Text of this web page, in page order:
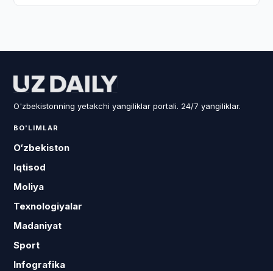
O'zbekistonning yetakchi yangiliklar portali. 24/7 yangiliklar.
BO'LIMLAR
O‘zbekiston
Iqtisod
Moliya
Texnologiyalar
Madaniyat
Sport
Infografika